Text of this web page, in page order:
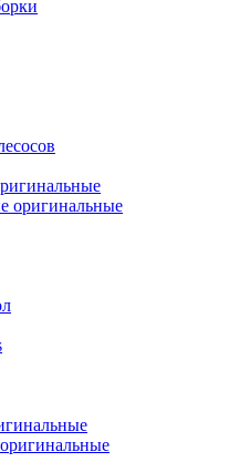
оригинальные